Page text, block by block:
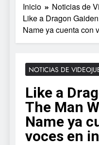
Inicio
Noticias de
Like a Dragon
Name ya cuenta con
NOTICIAS DE
Like a
The Man
Name ya
voces en